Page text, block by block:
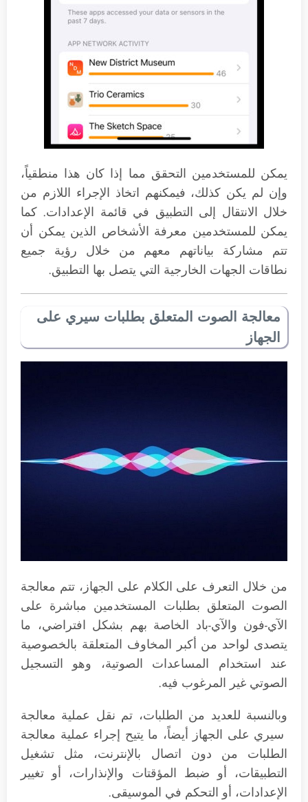
يمكن للمستخدمين التحقق مما إذا كان هذا منطقياً،
وإن لم يكن كذلك، فيمكنهم اتخاذ الإجراء اللازم من
خلال الانتقال إلى التطبيق في قائمة الإعدادات. كما
يمكن للمستخدمين معرفة الأشخاص الذين يمكن أن
تتم مشاركة بياناتهم معهم من خلال رؤية جميع
نطاقات الجهات الخارجية التي يتصل بها التطبيق.
معالجة الصوت المتعلق بطلبات سيري على
الجهاز
من خلال التعرف على الكلام على الجهاز، تتم معالجة
الصوت المتعلق بطلبات المستخدمين مباشرة على
الآي-فون والآي-باد الخاصة بهم بشكل افتراضي، ما
يتصدى لواحد من أكبر المخاوف المتعلقة بالخصوصية
عند استخدام المساعدات الصوتية، وهو التسجيل
الصوتي غير المرغوب فيه.
وبالنسبة للعديد من الطلبات، تم نقل عملية معالجة
سيري على الجهاز أيضاً، ما يتيح إجراء عملية معالجة
الطلبات من دون اتصال بالإنترنت، مثل تشغيل
التطبيقات، أو ضبط المؤقتات والإنذارات، أو تغيير
الإعدادات، أو التحكم في الموسيقى.